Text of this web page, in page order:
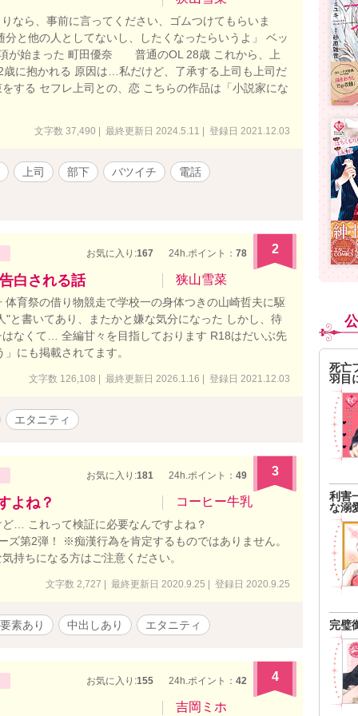
なら、事前に言ってください、ゴムつけてもらいま
と他の人としてないし、したくなったらいうよ」 ベッ
が始まった 町田優奈 普通のOL 28歳 これから、上
に抱かれる 原因は…私だけど、了承する上司も上司だ
する セフレ上司との、恋 こちらの作品は「小説家にな
文字数 37,490 | 最終更新日 2024.5.11 | 登録日 2021.12.03
上司 部下 バツイチ 電話
お気に入り:167 24h.ポイント： 78 2
白される話 狭山雪菜
育祭の借り物競走で学校一の身体つきの山崎哲夫に駆
と書いてあり、またかと嫌な気分になった しかし、待
なくて… 全編甘々を目指しております R18はだいぶ先
にも掲載されてます。
文字数 126,108 | 最終更新日 2026.1.16 | 登録日 2021.12.03
エタニティ
お気に入り:181 24h.ポイント： 49 3
よね？ コーヒー牛乳
… これって検証に必要なんですよね？
第2弾！ ※痴漢行為を肯定するものではありません。
持ちになる方はご注意ください。
文字数 2,727 | 最終更新日 2020.9.25 | 登録日 2020.9.25
素あり 中出しあり エタニティ
お気に入り:155 24h.ポイント： 42 4
吉岡ミホ
死亡
羽目
利害
な溺
完璧